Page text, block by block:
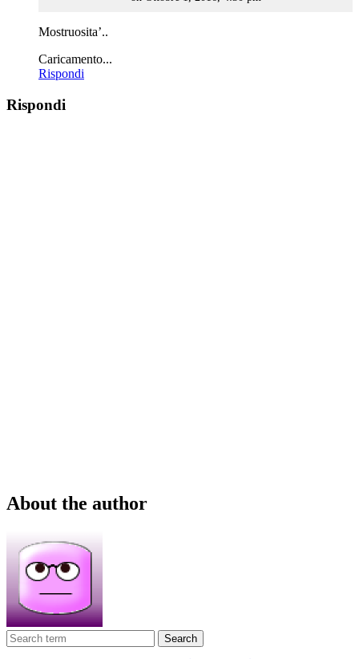
Mostruosita’..
Caricamento...
Rispondi
Rispondi
About the author
Search